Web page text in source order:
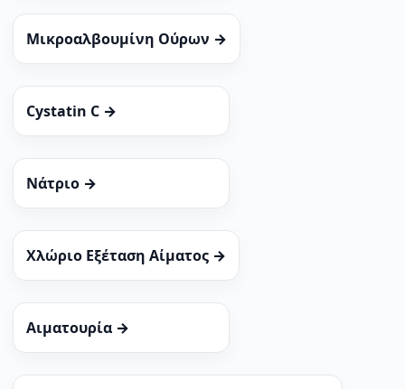
Μικροαλβουμίνη Ούρων →
Cystatin C →
Νάτριο →
Χλώριο Εξέταση Αίματος →
Αιματουρία →